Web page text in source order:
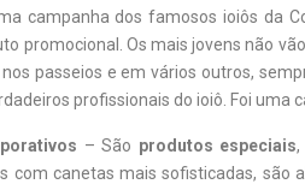
campanha dos famosos ioiôs da
promocional. Os mais jovens não
nos passeios e em vários outros,
profissionais do ioiô. Foi uma
– São produtos especiais
com canetas mais sofisticadas,